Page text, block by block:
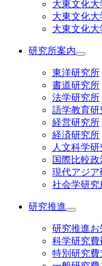
大東文化大
大東文化
大東文化
研究所案内
東洋研究所
書道研究所
法学研究所
語学教育研
経営研究所
経済研究所
人文科学
国際比較
現代アジア
社会学研究
研究推進
研究推進お
科学研究費
特別研究費